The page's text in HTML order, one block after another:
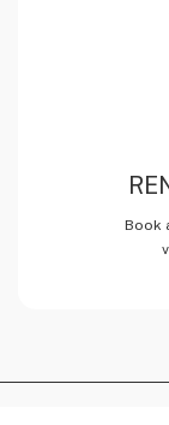
Book